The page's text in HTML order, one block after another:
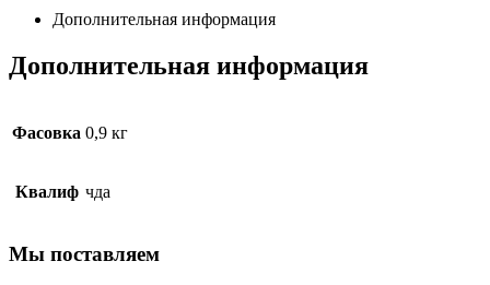
Дополнительная информация
Дополнительная информация
Фасовка 0,9 кг
Квалиф чда
Мы поставляем